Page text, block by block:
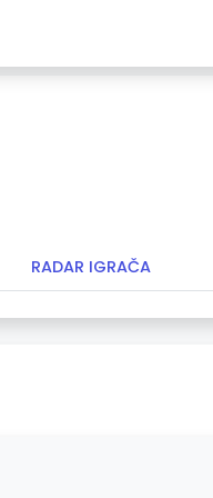
RADAR IGRAČA